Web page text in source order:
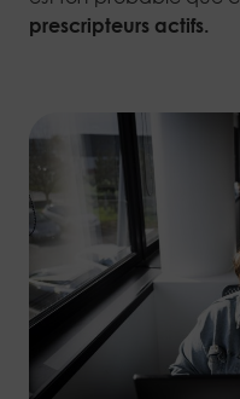
prescripteurs actifs.